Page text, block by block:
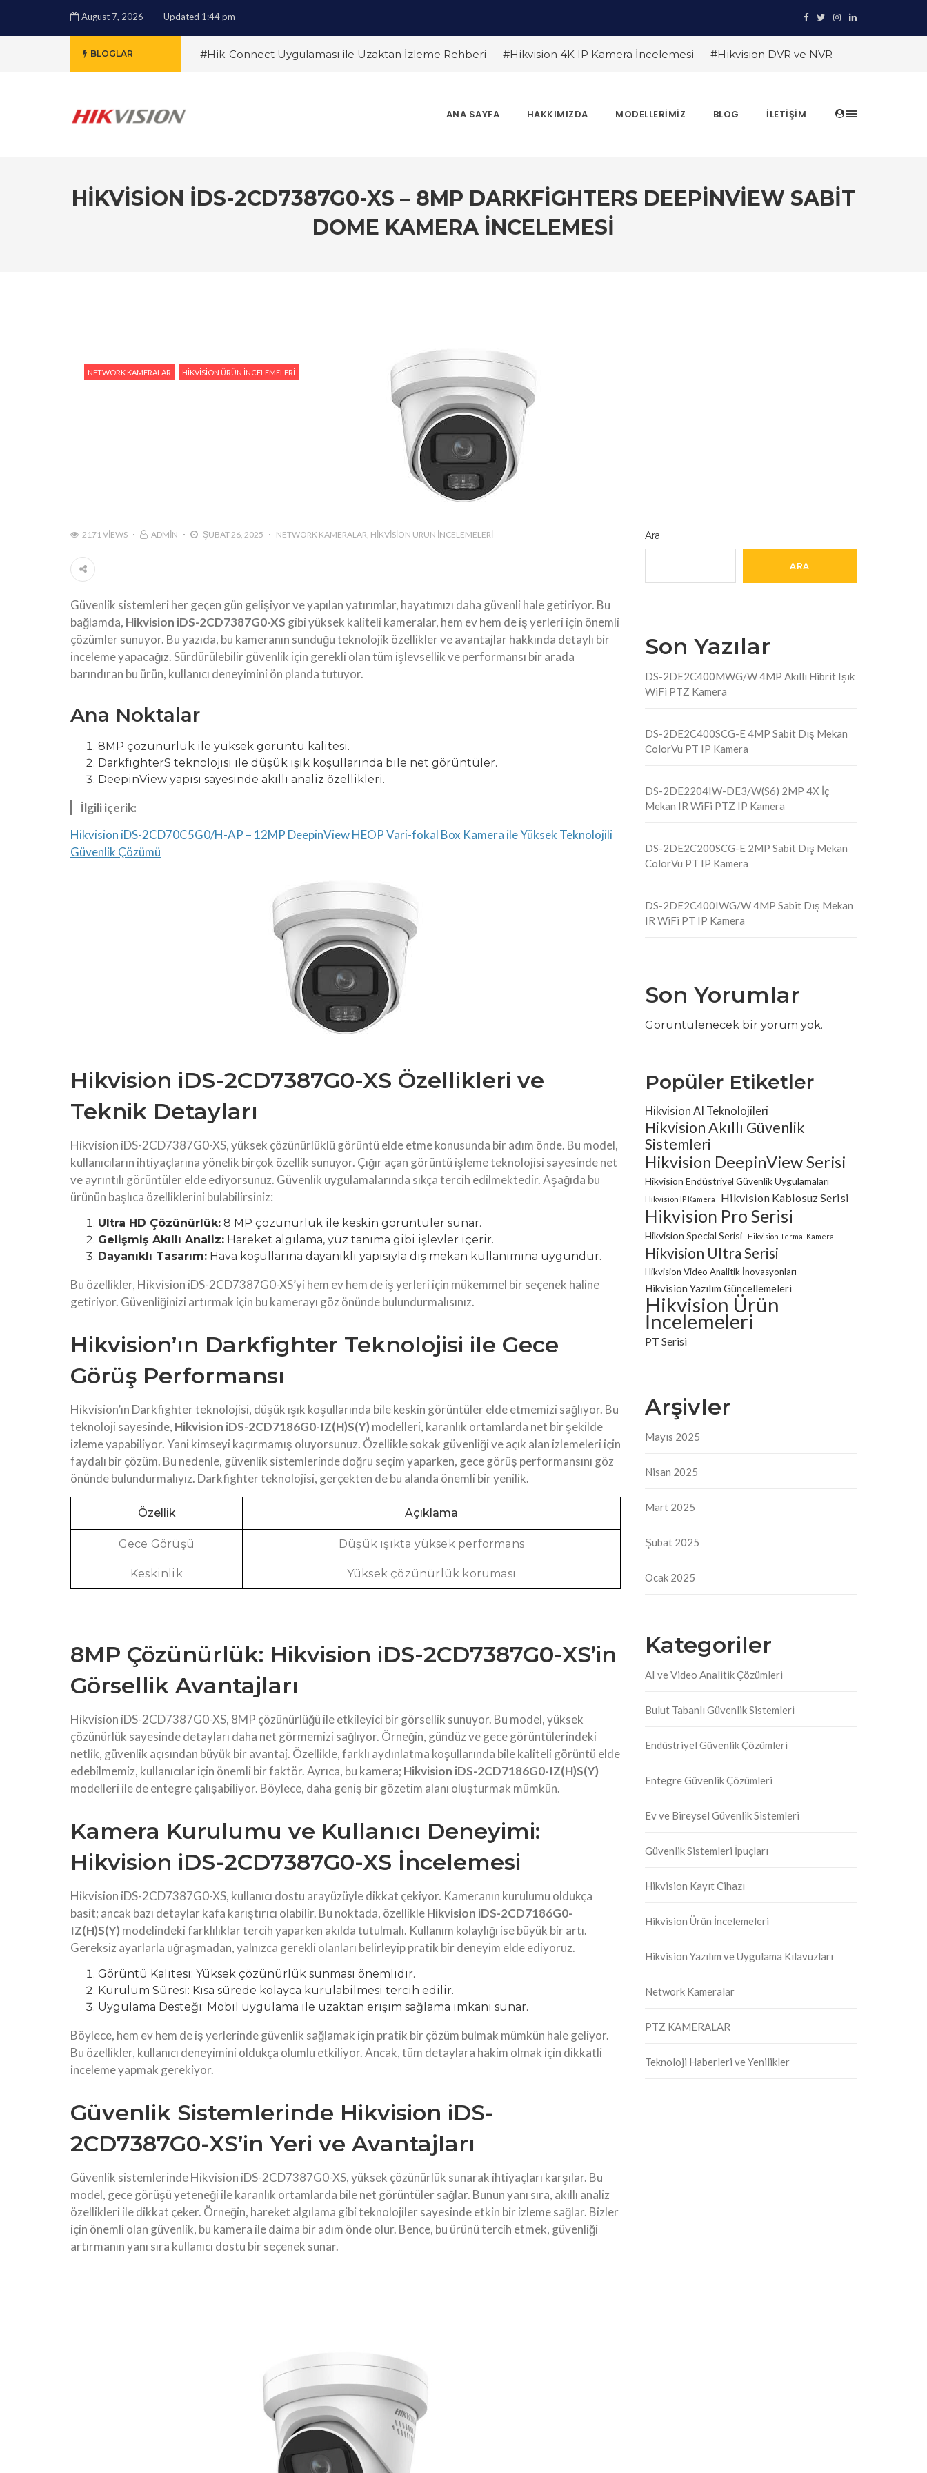
August 7, 2026 Updated 1:44 pm
BLOGLAR #Hik-Connect Uygulaması ile Uzaktan İzleme Rehberi #Hikvision 4K IP Kamera İncelemesi
#Hikvision DVR ve NVR
Sistemleri Arasındaki Farklar
#Endüstriyel Güvenlik Çözümleri ile İşyerinizi Koruyun
#TRT Haber Güvenlik Kamerası
#Yapay Zeka Destekli Kamera Sistemlerinin Avantajları
#Hikvision Akıllı Video İzleme:
ANA SAYFA HAKKIMIZDA MODELLERIMIZ BLOG İLETIŞIM
HIKVISION IDS-2CD7387G0-XS – 8MP DARKFIGHTERS DEEPINVIEW SABIT
DOME KAMERA İNCELEMESI
NETWORK KAMERALAR HIKVISION ÜRÜN İNCELEMELERI
2171 VIEWS ADMIN ŞUBAT 26, 2025 NETWORK KAMERALAR HIKVISION ÜRÜN İNCELEMELERI
Güvenlik sistemleri her geçen gün gelişiyor ve yapılan yatırımlar, hayatımızı daha güvenli hale getiriyor. Bu
bağlamda, Hikvision iDS-2CD7387G0-XS gibi yüksek kaliteli kameralar, hem ev hem de iş yerleri için önemli
çözümler sunuyor. Bu yazıda, bu kameranın sunduğu teknolojik özellikler ve avantajlar hakkında detaylı bir
inceleme yapacağız. Sürdürülebilir güvenlik için gerekli olan tüm işlevsellik ve performansı bir arada
barındıran bu ürün, kullanıcı deneyimini ön planda tutuyor.
Ana Noktalar
8MP çözünürlük ile yüksek görüntü kalitesi.
DarkfighterS teknolojisi ile düşük ışık koşullarında bile net görüntüler.
DeepinView yapısı sayesinde akıllı analiz özellikleri.
İlgili içerik:
Hikvision iDS-2CD70C5G0/H-AP – 12MP DeepinView HEOP Vari-fokal Box Kamera ile Yüksek Teknolojili
Güvenlik Çözümü
Hikvision iDS-2CD7387G0-XS Özellikleri ve
Teknik Detayları
Hikvision iDS-2CD7387G0-XS, yüksek çözünürlüklü görüntü elde etme konusunda bir adım önde. Bu model,
kullanıcıların ihtiyaçlarına yönelik birçok özellik sunuyor. Çığır açan görüntü işleme teknolojisi sayesinde net
ve ayrıntılı görüntüler elde ediyorsunuz. Güvenlik uygulamalarında sıkça tercih edilmektedir. Aşağıda bu
ürünün başlıca özelliklerini bulabilirsiniz:
Ultra HD Çözünürlük: 8 MP çözünürlük ile keskin görüntüler sunar.
Gelişmiş Akıllı Analiz: Hareket algılama, yüz tanıma gibi işlevler içerir.
Dayanıklı Tasarım: Hava koşullarına dayanıklı yapısıyla dış mekan kullanımına uygundur.
Bu özellikler, Hikvision iDS-2CD7387G0-XS’yi hem ev hem de iş yerleri için mükemmel bir seçenek haline
getiriyor. Güvenliğinizi artırmak için bu kamerayı göz önünde bulundurmalısınız.
Hikvision’ın Darkfighter Teknolojisi ile Gece
Görüş Performansı
Hikvision’ın Darkfighter teknolojisi, düşük ışık koşullarında bile keskin görüntüler elde etmemizi sağlıyor. Bu
teknoloji sayesinde, Hikvision iDS-2CD7186G0-IZ(H)S(Y) modelleri, karanlık ortamlarda net bir şekilde
izleme yapabiliyor. Yani kimseyi kaçırmamış oluyorsunuz. Özellikle sokak güvenliği ve açık alan izlemeleri için
faydalı bir çözüm. Bu nedenle, güvenlik sistemlerinde doğru seçim yaparken, gece görüş performansını göz
önünde bulundurmalıyız. Darkfighter teknolojisi, gerçekten de bu alanda önemli bir yenilik.
Özellik Açıklama
Gece Görüşü Düşük ışıkta yüksek performans
Keskinlik Yüksek çözünürlük koruması
8MP Çözünürlük: Hikvision iDS-2CD7387G0-XS’in
Görsellik Avantajları
Hikvision iDS-2CD7387G0-XS, 8MP çözünürlüğü ile etkileyici bir görsellik sunuyor. Bu model, yüksek
çözünürlük sayesinde detayları daha net görmemizi sağlıyor. Örneğin, gündüz ve gece görüntülerindeki
netlik, güvenlik açısından büyük bir avantaj. Özellikle, farklı aydınlatma koşullarında bile kaliteli görüntü elde
edebilmemiz, kullanıcılar için önemli bir faktör. Ayrıca, bu kamera; Hikvision iDS-2CD7186G0-IZ(H)S(Y)
modelleri ile de entegre çalışabiliyor. Böylece, daha geniş bir gözetim alanı oluşturmak mümkün.
Kamera Kurulumu ve Kullanıcı Deneyimi:
Hikvision iDS-2CD7387G0-XS İncelemesi
Hikvision iDS-2CD7387G0-XS, kullanıcı dostu arayüzüyle dikkat çekiyor. Kameranın kurulumu oldukça
basit; ancak bazı detaylar kafa karıştırıcı olabilir. Bu noktada, özellikleHikvision iDS-2CD7186G0-
IZ(H)S(Y) modelindeki farklılıklar tercih yaparken akılda tutulmalı. Kullanım kolaylığı ise büyük bir artı.
Gereksiz ayarlarla uğraşmadan, yalnızca gerekli olanları belirleyip pratik bir deneyim elde ediyoruz.
Görüntü Kalitesi: Yüksek çözünürlük sunması önemlidir.
Kurulum Süresi: Kısa sürede kolayca kurulabilmesi tercih edilir.
Uygulama Desteği: Mobil uygulama ile uzaktan erişim sağlama imkanı sunar.
Böylece, hem ev hem de iş yerlerinde güvenlik sağlamak için pratik bir çözüm bulmak mümkün hale geliyor.
Bu özellikler, kullanıcı deneyimini oldukça olumlu etkiliyor. Ancak, tüm detaylara hakim olmak için dikkatli
inceleme yapmak gerekiyor.
Güvenlik Sistemlerinde Hikvision iDS-
2CD7387G0-XS’in Yeri ve Avantajları
Güvenlik sistemlerinde Hikvision iDS-2CD7387G0-XS, yüksek çözünürlük sunarak ihtiyaçları karşılar. Bu
model, gece görüşü yeteneği ile karanlık ortamlarda bile net görüntüler sağlar. Bunun yanı sıra, akıllı analiz
özellikleri ile dikkat çeker. Örneğin, hareket algılama gibi teknolojiler sayesinde etkin bir izleme sağlar. Bizler
için önemli olan güvenlik, bu kamera ile daima bir adım önde olur. Bence, bu ürünü tercih etmek, güvenliği
artırmanın yanı sıra kullanıcı dostu bir seçenek sunar.
Ara
ARA
Son Yazılar
DS-2DE2C400MWG/W 4MP Akıllı Hibrit Işık
WiFi PTZ Kamera
DS-2DE2C400SCG-E 4MP Sabit Dış Mekan
ColorVu PT IP Kamera
DS-2DE2204IW-DE3/W(S6) 2MP 4X İç
Mekan IR WiFi PTZ IP Kamera
DS-2DE2C200SCG-E 2MP Sabit Dış Mekan
ColorVu PT IP Kamera
DS-2DE2C400IWG/W 4MP Sabit Dış Mekan
IR WiFi PT IP Kamera
Son Yorumlar
Görüntülenecek bir yorum yok.
Popüler Etiketler
Hikvision AI Teknolojileri
Hikvision Akıllı Güvenlik
Sistemleri
Hikvision DeepinView Serisi
Hikvision Endüstriyel Güvenlik Uygulamaları
Hikvision IP Kamera Hikvision Kablosuz Serisi
Hikvision Pro Serisi
Hikvision Special Serisi Hikvision Termal Kamera
Hikvision Ultra Serisi
Hikvision Video Analitik İnovasyonları
Hikvision Yazılım Güncellemeleri
Hikvision Ürün
İncelemeleri
PT Serisi
Arşivler
Mayıs 2025
Nisan 2025
Mart 2025
Şubat 2025
Ocak 2025
Kategoriler
AI ve Video Analitik Çözümleri
Bulut Tabanlı Güvenlik Sistemleri
Endüstriyel Güvenlik Çözümleri
Entegre Güvenlik Çözümleri
Ev ve Bireysel Güvenlik Sistemleri
Güvenlik Sistemleri İpuçları
Hikvision Kayıt Cihazı
Hikvision Ürün İncelemeleri
Hikvision Yazılım ve Uygulama Kılavuzları
Network Kameralar
PTZ KAMERALAR
Teknoloji Haberleri ve Yenilikler